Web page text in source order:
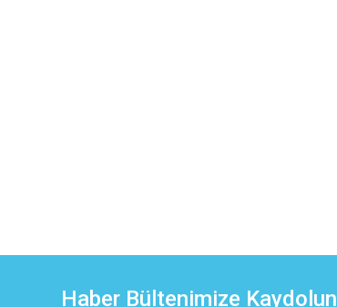
Haber Bültenimize Kaydolun